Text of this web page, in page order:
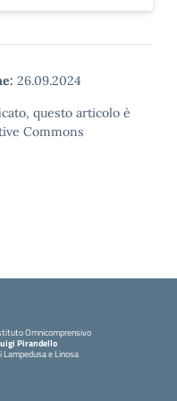
26.09.2024
questo articolo è
Commons
Omnicomprensivo
Pirandello
Lampedusa e Linosa